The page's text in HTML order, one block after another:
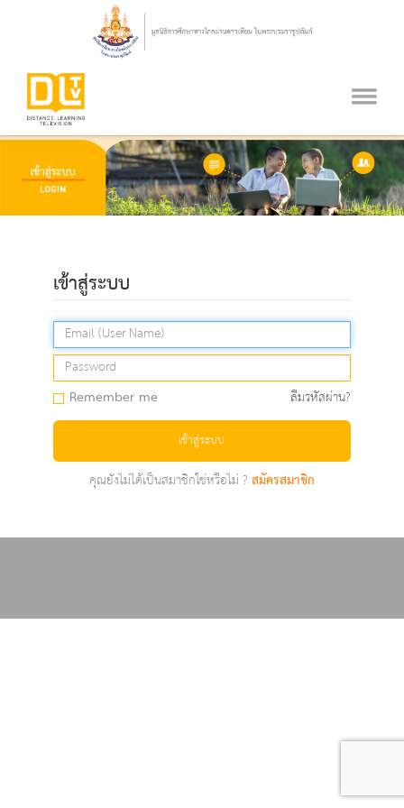
เข้าสู่ระบบ
Remember me ลืมรหัสผ่าน?
เข้าสู่ระบบ
คุณยังไม่ได้เป็นสมาชิกใช่หรือไม่ ?สมัครสมาชิก